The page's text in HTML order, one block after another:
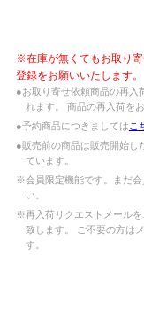
※在庫が無くてもお取り
登録をお願いいたします。
●お取り寄せ依頼商品の再入
れます。 商品の再入荷を
●予約商品につきましては こ
●販売前の商品は販売開始し
ています。
※会員限定機能です。まだ
い。
※再入荷リクエストメールを
致します。 ご不要の方は
す。